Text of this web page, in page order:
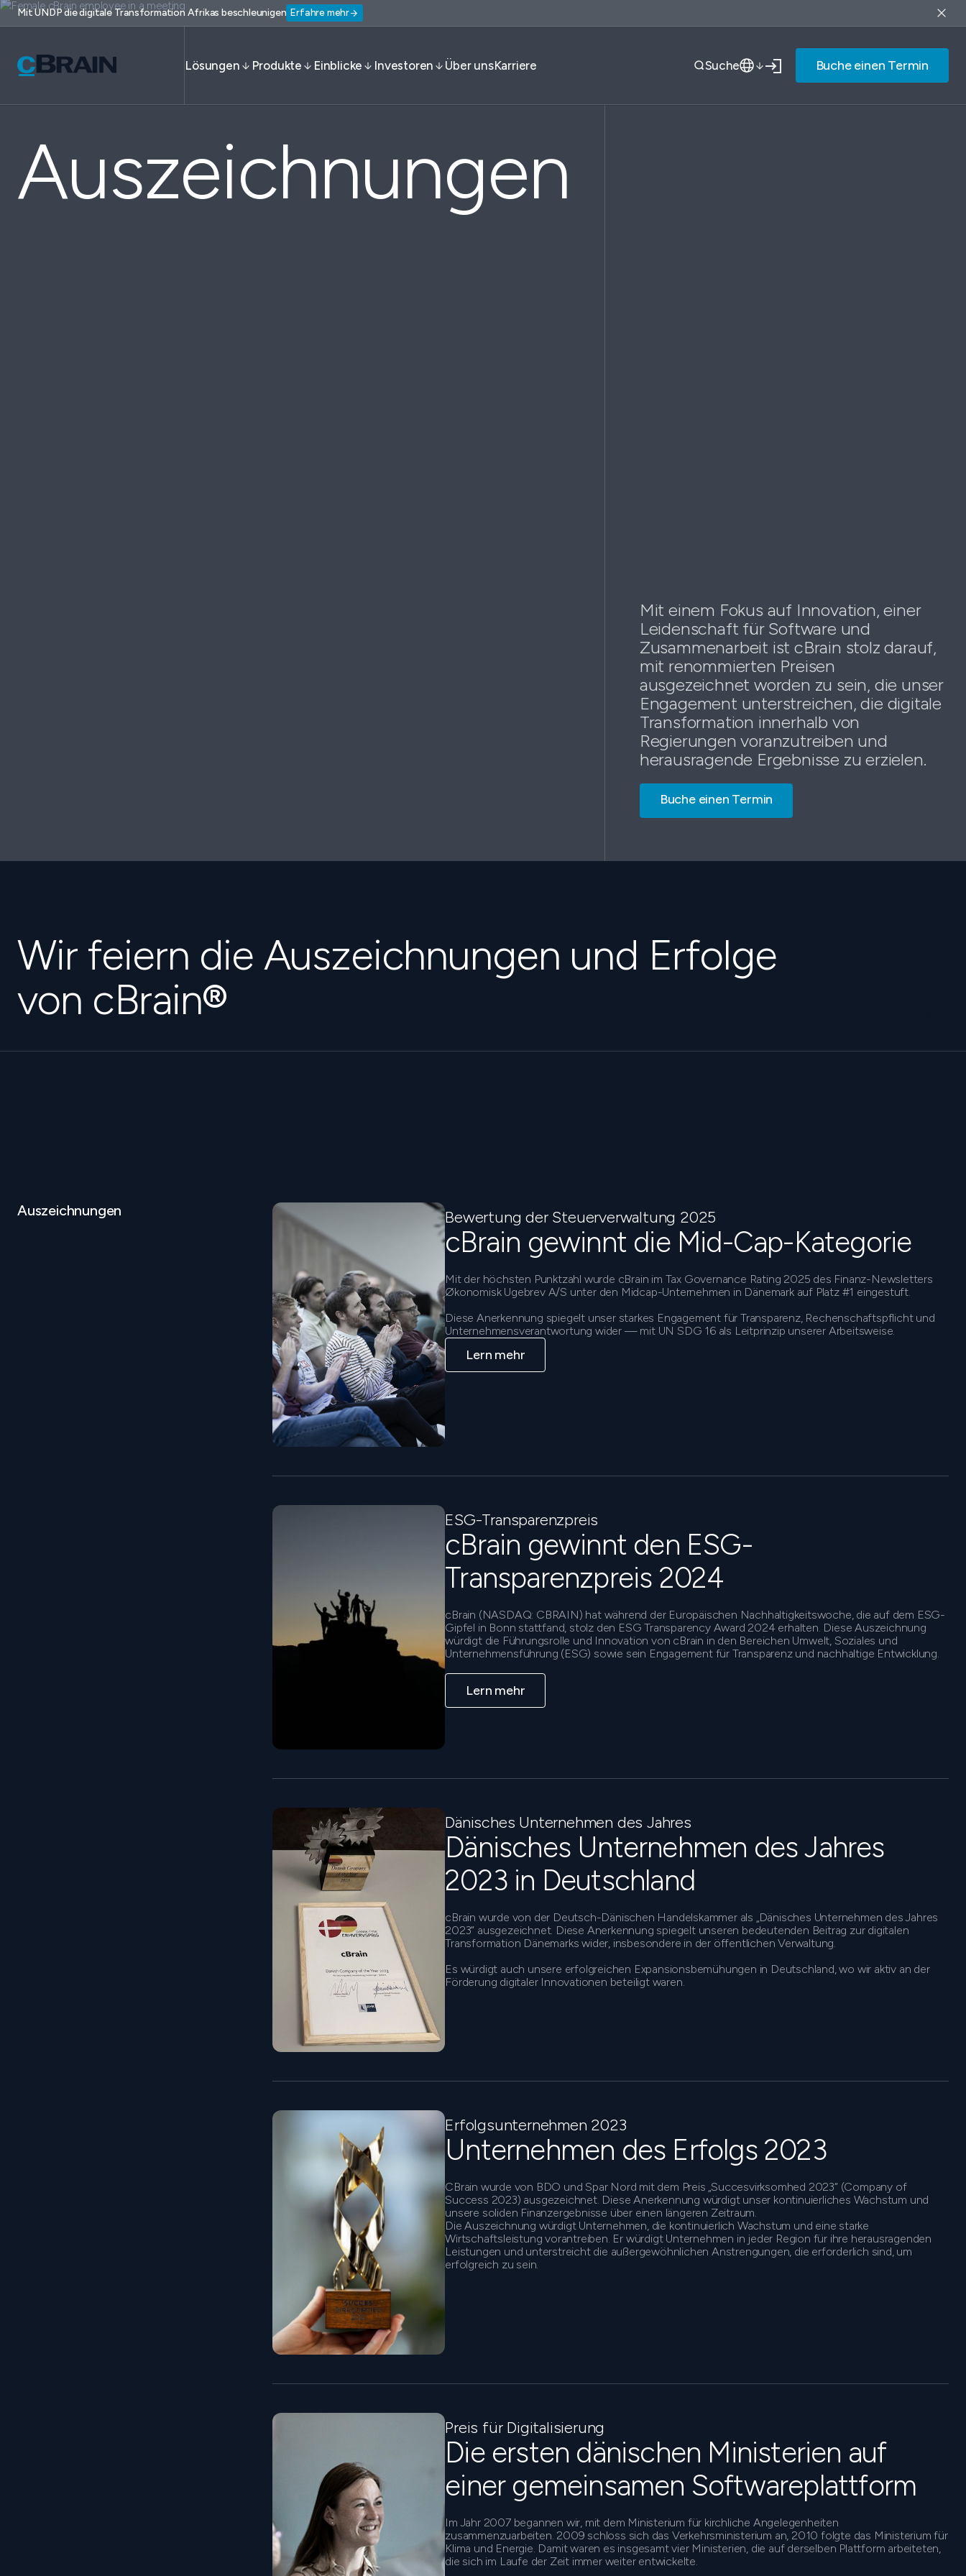
Mit UNDP die digitale Transformation Afrikas beschleunigen Erfahre mehr
Lösungen Produkte Einblicke Investoren Über unsKarriere Suche Buche einen Termin
Auszeichnungen
Mit einem Fokus auf Innovation, einer
Leidenschaft für Software und
Zusammenarbeit ist cBrain stolz darauf,
mit renommierten Preisen
ausgezeichnet worden zu sein, die unser
Engagement unterstreichen, die digitale
Transformation innerhalb von
Regierungen voranzutreiben und
herausragende Ergebnisse zu erzielen.
Buche einen Termin
Wir feiern die Auszeichnungen und Erfolge
von cBrain®
Auszeichnungen Bewertung der Steuerverwaltung 2025
cBrain gewinnt die Mid-Cap-Kategorie
Mit der höchsten Punktzahl wurde cBrain im Tax Governance Rating 2025 des Finanz-Newsletters
Økonomisk Ugebrev A/S unter den Midcap-Unternehmen in Dänemark auf Platz #1 eingestuft.
Diese Anerkennung spiegelt unser starkes Engagement für Transparenz, Rechenschaftspflicht und
Unternehmensverantwortung wider — mit UN SDG 16 als Leitprinzip unserer Arbeitsweise.
Lern mehr
ESG-Transparenzpreis
cBrain gewinnt den ESG-
Transparenzpreis 2024
cBrain (NASDAQ: CBRAIN) hat während der Europäischen Nachhaltigkeitswoche, die auf dem ESG-
Gipfel in Bonn stattfand, stolz den ESG Transparency Award 2024 erhalten. Diese Auszeichnung
würdigt die Führungsrolle und Innovation von cBrain in den Bereichen Umwelt, Soziales und
Unternehmensführung (ESG) sowie sein Engagement für Transparenz und nachhaltige Entwicklung.
Lern mehr
Dänisches Unternehmen des Jahres
Dänisches Unternehmen des Jahres
2023 in Deutschland
cBrain wurde von der Deutsch-Dänischen Handelskammer als „Dänisches Unternehmen des Jahres
2023“ ausgezeichnet. Diese Anerkennung spiegelt unseren bedeutenden Beitrag zur digitalen
Transformation Dänemarks wider, insbesondere in der öffentlichen Verwaltung.
Es würdigt auch unsere erfolgreichen Expansionsbemühungen in Deutschland, wo wir aktiv an der
Förderung digitaler Innovationen beteiligt waren.
Erfolgsunternehmen 2023
Unternehmen des Erfolgs 2023
CBrain wurde von BDO und Spar Nord mit dem Preis „Succesvirksomhed 2023“ (Company of
Success 2023) ausgezeichnet. Diese Anerkennung würdigt unser kontinuierliches Wachstum und
unsere soliden Finanzergebnisse über einen längeren Zeitraum.
Die Auszeichnung würdigt Unternehmen, die kontinuierlich Wachstum und eine starke
Wirtschaftsleistung vorantreiben. Er würdigt Unternehmen in jeder Region für ihre herausragenden
Leistungen und unterstreicht die außergewöhnlichen Anstrengungen, die erforderlich sind, um
erfolgreich zu sein.
Preis für Digitalisierung
Die ersten dänischen Ministerien auf
einer gemeinsamen Softwareplattform
Im Jahr 2007 begannen wir, mit dem Ministerium für kirchliche Angelegenheiten
zusammenzuarbeiten. 2009 schloss sich das Verkehrsministerium an, 2010 folgte das Ministerium für
Klima und Energie. Damit waren es insgesamt vier Ministerien, die auf derselben Plattform arbeiteten,
die sich im Laufe der Zeit immer weiter entwickelte.